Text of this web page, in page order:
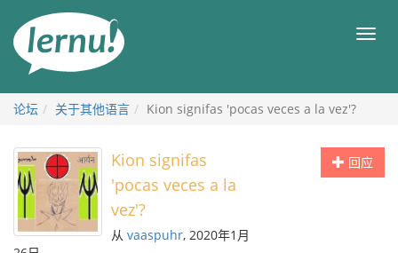
目
论坛 关于其他语言 Kion signifas 'pocas veces a la vez'?
回应
Kion signifas
'pocas veces a la
vez'?
从 vaaspuhr, 2020年1月